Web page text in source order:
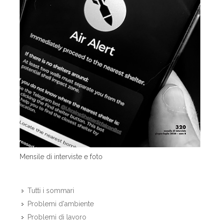
Mensile di interviste e foto
Tutti i sommari
Problemi d'ambiente
Problemi di lavoro